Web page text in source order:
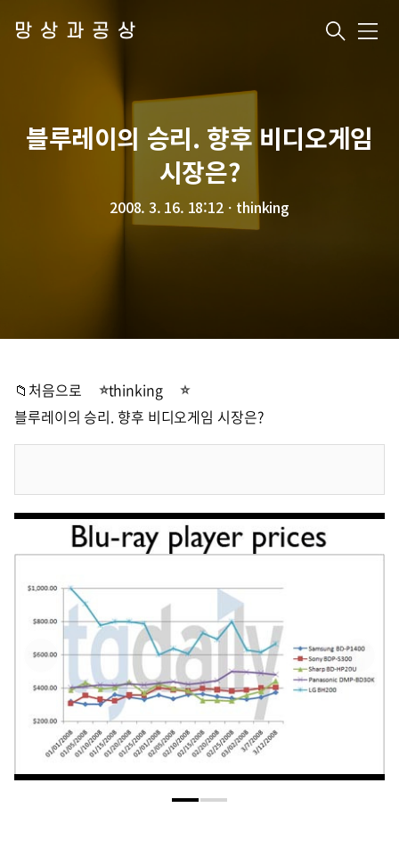
망상과공상 메
블루레이의 승리. 향후 비디오게임
시장은?
2008. 3. 16. 18:12ㆍ thinking
📁처음으로
thinking
블루레이의 승리. 향후 비디오게임 시장은?